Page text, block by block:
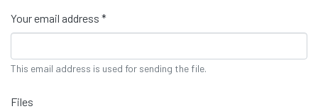
Your email address *
This email address is used for sending the file.
Files